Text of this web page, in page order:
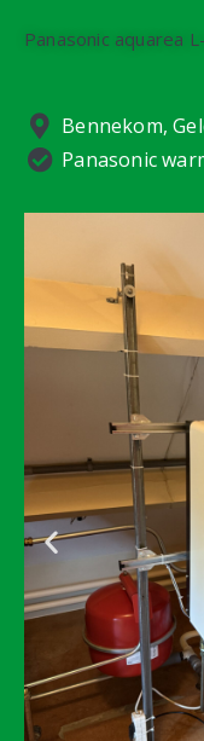
Panasonic aquarea
Bennekom,
Panasonic